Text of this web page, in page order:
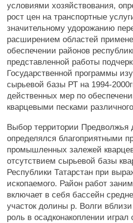
условиями хозяйствования,
рост цен на транспортные
значительному удорожанию
расширением областей
обеспечении районов
представленной работы
Государственной программы
сырьевой базы РТ на 1994-
действенных мер по
кварцевыми песками
Выбор территории Предволжья
определялся благоприятными
промышленных залежей
отсутствием сырьевой базы
Республики Татарстан при
ископаемого. Район работ
включает в себя бассейн
участок долины р. Волги
роль в осадконакоплении